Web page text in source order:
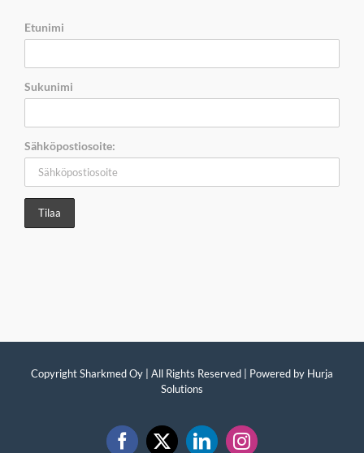
Etunimi
Sukunimi
Sähköpostiosoite:
Copyright Sharkmed Oy | All Rights Reserved | Powered by Hurja
Solutions
Facebook
X LinkedInInstagram